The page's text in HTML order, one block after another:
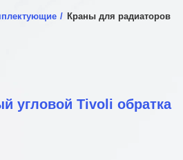
Краны для радиаторов
угловой Tivoli обратка